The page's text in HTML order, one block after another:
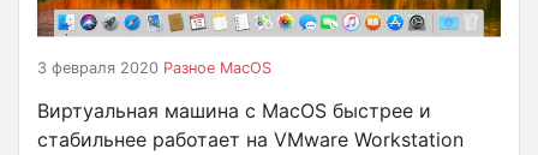
3 февраля 2020 Разное MacOS
Виртуальная машина с MacOS быстрее и
стабильнее работает на VMware Workstation